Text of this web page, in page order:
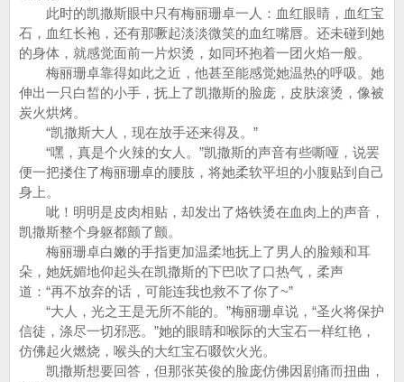
此时的凯撒斯眼中只有梅丽珊卓一人：血红眼睛，血红宝
石，血红长袍，还有那噘起淡淡微笑的血红嘴唇。还未碰到她
的身体，就感觉面前一片炽烫，如同环抱着一团火焰一般。
梅丽珊卓靠得如此之近，他甚至能感觉她温热的呼吸。她
伸出一只白皙的小手，抚上了凯撒斯的脸庞，皮肤滚烫，像被
炭火烘烤。
“凯撒斯大人，现在放手还来得及。”
“嘿，真是个火辣的女人。”凯撒斯的声音有些嘶哑，说罢
便一把搂住了梅丽珊卓的腰肢，将她柔软平坦的小腹贴到自己
身上。
呲！明明是皮肉相贴，却发出了烙铁烫在血肉上的声音，
凯撒斯整个身躯都颤了颤。
梅丽珊卓白嫩的手指更加温柔地抚上了男人的脸颊和耳
朵，她妩媚地仰起头在凯撒斯的下巴吹了口热气，柔声
道：“再不放弃的话，可能连我也救不了你了~”
“大人，光之王是无所不能的。”梅丽珊卓说，“圣火将保护
信徒，涤尽一切邪恶。”她的眼睛和喉际的大宝石一样红艳，
仿佛起火燃烧，喉头的大红宝石啜饮火光。
凯撒斯想要回答，但那张英俊的脸庞仿佛因剧痛而扭曲，